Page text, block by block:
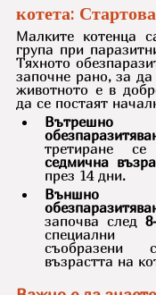
котета:
Малките котенца
група при
Тяхното
започне рано, за
животното е в
да се постаят
Вътрешно
третиране
седмична
през 14 дни.
Външно
започва след
възрастта на